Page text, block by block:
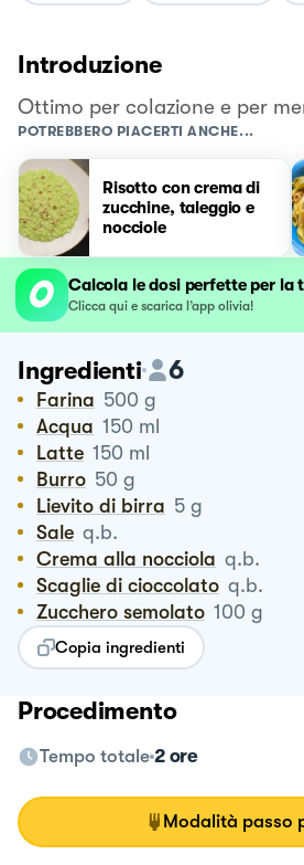
Introduzione
Ottimo per colazione e per
POTREBBERO PIACERTI ANCHE...
Risotto con crema di
zucchine, taleggio e
nocciole
Calcola le dosi perfette per la
Clicca qui e scarica l’app olivia!
Ingredienti 6
Farina 500 g
Acqua 150 ml
Latte 150 ml
Burro 50 g
Lievito di birra 5 g
Sale q.b.
Crema alla nocciola q.b.
Scaglie di cioccolato q.b.
Zucchero semolato 100 g
Copia ingredienti
Procedimento
Tempo totale 2 ore
Modalità passo